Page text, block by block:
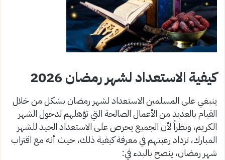
كيفية الاستعداد لشهر رمضان 2026
ينبغي على المسلمين الاستعداد لشهر رمضان بشكل من خلال
القيام بالعديد من الأعمال الصالحة التي تؤهلهم لدخول الشهر
الكريم، ونظراً لأن الجميع يحرص على الاستعداد الجيد للشهر
المبارك، تزداد رغبتهم في معرفة كيفية ذلك، حيث أنه مع اقتراب
شهر رمضان، ينصح بالبدء في: